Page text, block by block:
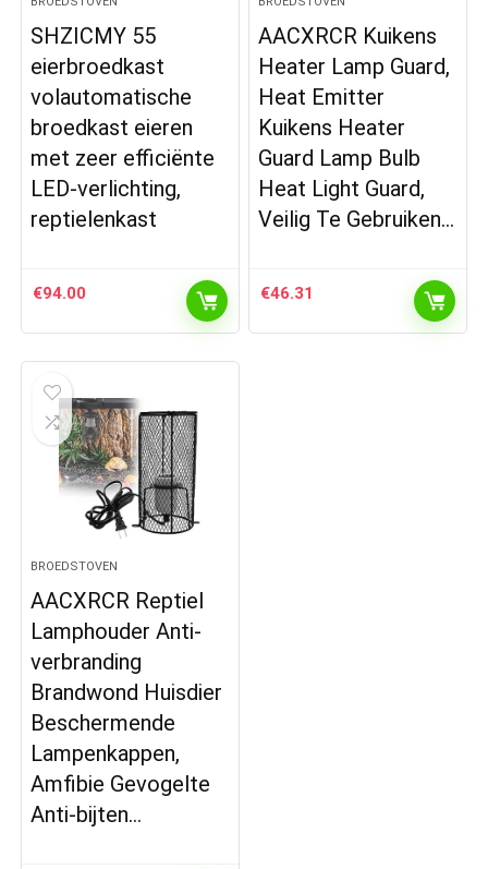
SHZICMY 55
eierbroedkast
volautomatische
broedkast eieren
met zeer efficiënte
LED-verlichting,
reptielenkast
€94.00
AACXRCR Kuikens
Heater Lamp Guard,
Heat Emitter
Kuikens Heater
Guard Lamp Bulb
Heat Light Guard,
Veilig Te Gebruiken…
€46.31
BROEDSTOVEN
AACXRCR Reptiel
Lamphouder Anti-
verbranding
Brandwond Huisdier
Beschermende
Lampenkappen,
Amfibie Gevogelte
Anti-bijten…